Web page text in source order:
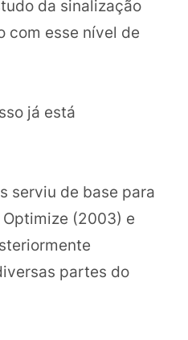
da sinalização
com esse nível de
já está
serviu de base para
(2003) e
partes do